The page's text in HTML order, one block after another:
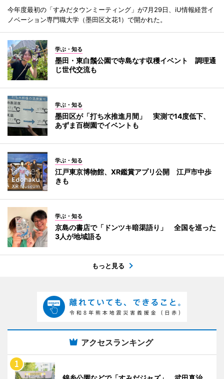
今年度最初の「すみだタウンミーティング」が7月29日、iU情報経営イ
ノベーション専門職大学（墨田区文花1）で開かれた。
学ぶ・知る
墨田・東白鬚公園で寺島なす収穫イベント 調理通
じ世代交流も
学ぶ・知る
墨田区が「打ち水推進月間」 実測で14度低下、
あずま百樹園でイベントも
学ぶ・知る
江戸東京博物館、XR鑑賞アプリ公開 江戸市中歩
きも
学ぶ・知る
京島の書店で「ドンツキ暗渠語り」 全国を巡った
3人が地域語る
もっと見る
アクセスランキング